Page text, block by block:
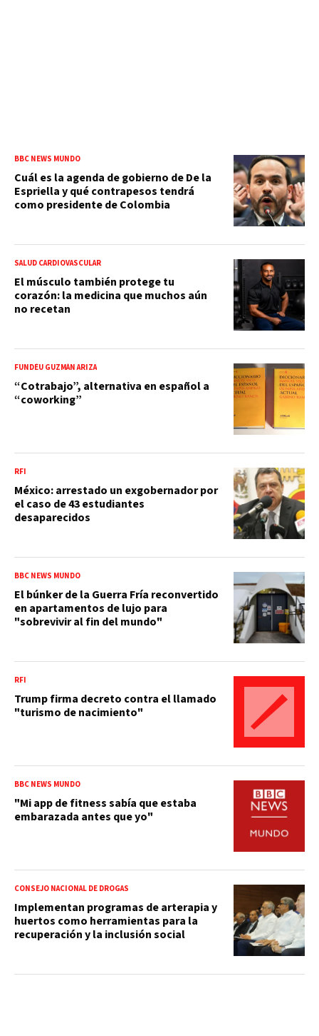
BBC NEWS MUNDO
Cuál es la agenda de gobierno de De la
Espriella y qué contrapesos tendrá
como presidente de Colombia
SALUD CARDIOVASCULAR
El músculo también protege tu
corazón: la medicina que muchos aún
no recetan
FUNDÉU GUZMÁN ARIZA
“Cotrabajo”, alternativa en español a
“coworking”
RFI
México: arrestado un exgobernador por
el caso de 43 estudiantes
desaparecidos
BBC NEWS MUNDO
El búnker de la Guerra Fría reconvertido
en apartamentos de lujo para
"sobrevivir al fin del mundo"
RFI
Trump firma decreto contra el llamado
"turismo de nacimiento"
BBC NEWS MUNDO
"Mi app de fitness sabía que estaba
embarazada antes que yo"
CONSEJO NACIONAL DE DROGAS
Implementan programas de arterapia y
huertos como herramientas para la
recuperación y la inclusión social